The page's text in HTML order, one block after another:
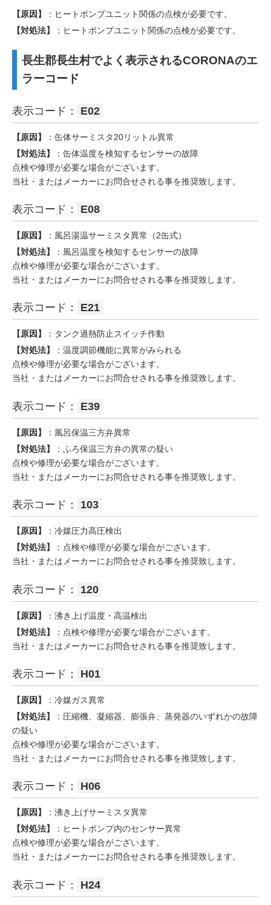
【原因】
：ヒートポンプユニット関係の点検が必要です。
【対処法】
：ヒートポンプユニット関係の点検が必要です。
長生郡長生村でよく表示されるCORONAのエ
ラーコード
表示コード： E02
【原因】
：缶体サーミスタ20リットル異常
【対処法】
：缶体温度を検知するセンサーの故障
点検や修理が必要な場合がございます。
当社・またはメーカーにお問合せされる事を推奨致します。
表示コード： E08
【原因】
：風呂湯温サーミスタ異常（2缶式）
【対処法】
：風呂温度を検知するセンサーの故障
点検や修理が必要な場合がございます。
当社・またはメーカーにお問合せされる事を推奨致します。
表示コード： E21
【原因】
：タンク過熱防止スイッチ作動
【対処法】
：温度調節機能に異常がみられる
点検や修理が必要な場合がございます。
当社・またはメーカーにお問合せされる事を推奨致します。
表示コード： E39
【原因】
：風呂保温三方弁異常
【対処法】
：ふろ保温三方弁の異常の疑い
点検や修理が必要な場合がございます。
当社・またはメーカーにお問合せされる事を推奨致します。
表示コード： 103
【原因】
：冷媒圧力高圧検出
【対処法】
：点検や修理が必要な場合がございます。
当社・またはメーカーにお問合せされる事を推奨致します。
表示コード： 120
【原因】
：沸き上げ温度・高温検出
【対処法】
：点検や修理が必要な場合がございます。
当社・またはメーカーにお問合せされる事を推奨致します。
表示コード： H01
【原因】
：冷媒ガス異常
【対処法】
：圧縮機、凝縮器、膨張弁、蒸発器のいずれかの故障
の疑い
点検や修理が必要な場合がございます。
当社・またはメーカーにお問合せされる事を推奨致します。
表示コード： H06
【原因】
：沸き上げサーミスタ異常
【対処法】
：ヒートポンプ内のセンサー異常
点検や修理が必要な場合がございます。
当社・またはメーカーにお問合せされる事を推奨致します。
表示コード： H24